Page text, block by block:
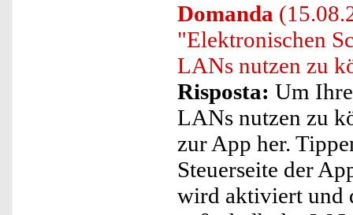
Domanda
"Elektronischen
LANs nutzen zu
Risposta: Um
LANs nutzen zu
zur App her.
Steuerseite der
wird aktiviert und